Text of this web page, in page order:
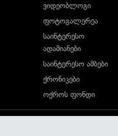
ვიდეობლოგი
ფოტოგალერეა
საინტერესო
ადამიანები
საინტერესო ამბები
ქრონიკები
ოქროს ფონდი